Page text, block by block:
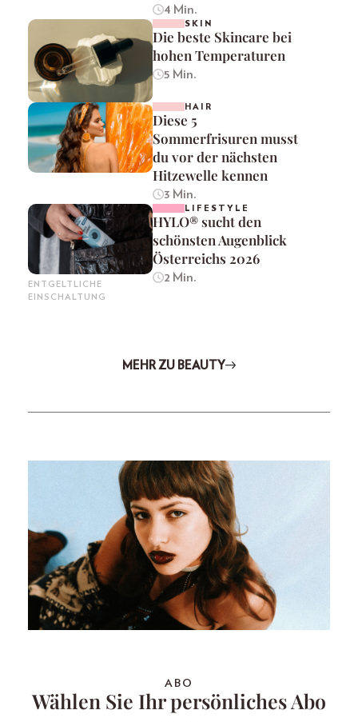
4 Min.
SKIN
Die beste Skincare bei
hohen Temperaturen
5 Min.
HAIR
Diese 5
Sommerfrisuren musst
du vor der nächsten
Hitzewelle kennen
3 Min.
ENTGELTLICHE
EINSCHALTUNG
LIFESTYLE
HYLO® sucht den
schönsten Augenblick
Österreichs 2026
2 Min.
MEHR ZU BEAUTY
ABO
Wählen Sie Ihr persönliches Abo